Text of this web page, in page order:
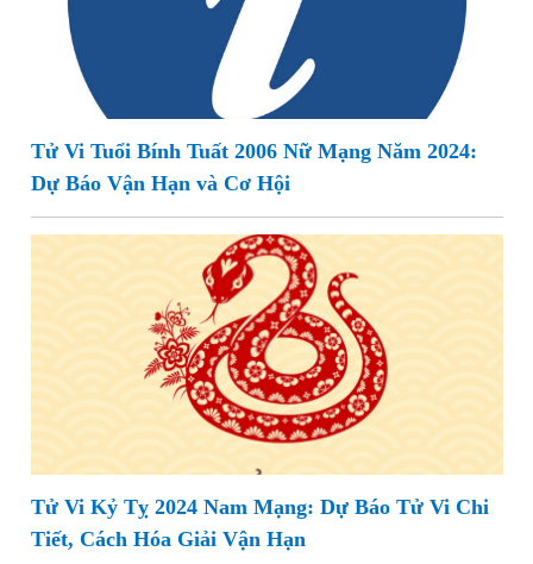
Tử Vi Tuổi Bính Tuất 2006 Nữ Mạng Năm 2024:
Dự Báo Vận Hạn và Cơ Hội
Tử Vi Kỷ Tỵ 2024 Nam Mạng: Dự Báo Tử Vi Chi
Tiết, Cách Hóa Giải Vận Hạn